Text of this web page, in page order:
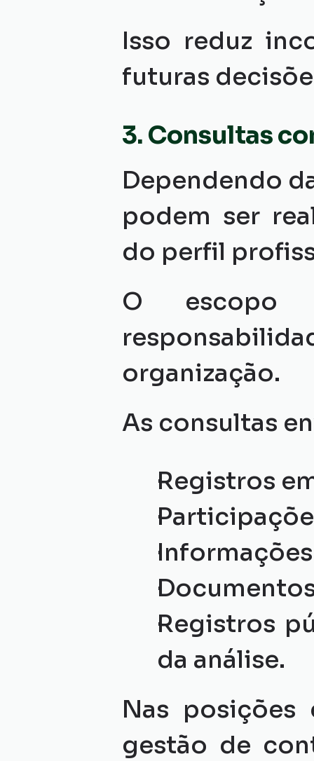
Isso reduz
futuras
3. Consultas
Dependendo
podem ser
do perfil
O escopo
organização.
As consultas
Registros
Registros
da análise.
Nas posições
gestão de